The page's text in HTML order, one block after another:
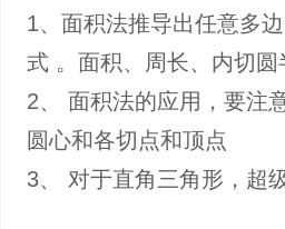
1、面积法推导出任意多
式 。面积、周长、内切圆
2、 面积法的应用，要注
圆心和各切点和顶点
3、 对于直角三角形，超